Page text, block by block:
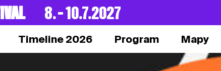
8. – 10.7.2027
Timeline 2026 Program Mapy